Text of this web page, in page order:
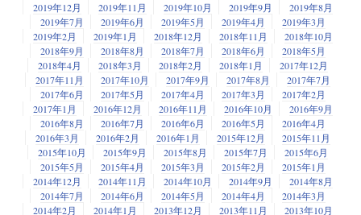
2019年12月
2019年11月 2019年10月 2019年9月
2019年8月
2019年7月
2019年6月 2019年5月 2019年4月
2019年3月
2019年2月
2019年1月 2018年12月 2018年11月
2018年10月
2018年9月
2018年8月 2018年7月 2018年6月
2018年5月
2018年4月
2018年3月 2018年2月 2018年1月
2017年12月
2017年11月
2017年10月 2017年9月 2017年8月
2017年7月
2017年6月
2017年5月 2017年4月 2017年3月
2017年2月
2017年1月
2016年12月 2016年11月 2016年10月
2016年9月
2016年8月
2016年7月 2016年6月 2016年5月
2016年4月
2016年3月
2016年2月 2016年1月 2015年12月
2015年11月
2015年10月
2015年9月 2015年8月 2015年7月
2015年6月
2015年5月
2015年4月 2015年3月 2015年2月
2015年1月
2014年12月
2014年11月 2014年10月 2014年9月
2014年8月
2014年7月
2014年6月 2014年5月 2014年4月
2014年3月
2014年2月
2014年1月 2013年12月 2013年11月
2013年10月